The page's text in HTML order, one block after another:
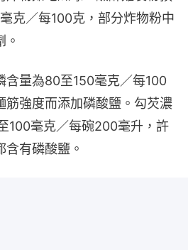
克／每100克，部分炸物粉中
。
含量為80至150毫克／每100
筋強度而添加磷酸鹽。勾芡濃
100毫克／每碗200毫升，許
有磷酸鹽。